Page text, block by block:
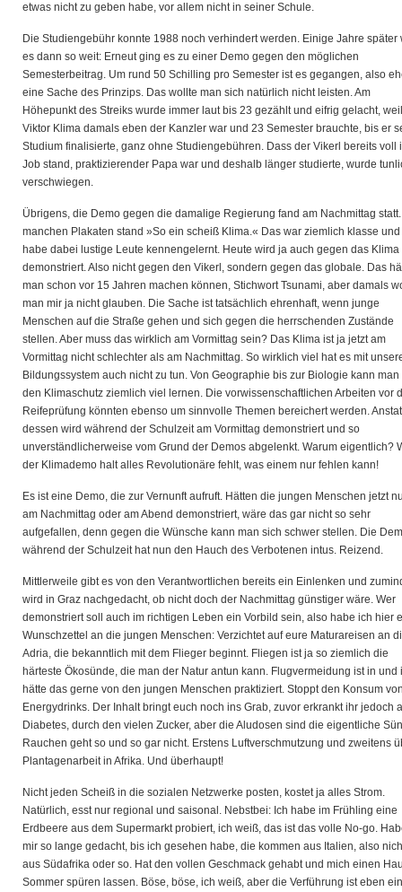
etwas nicht zu geben habe, vor allem nicht in seiner Schule.
Die Studiengebühr konnte 1988 noch verhindert werden. Einige Jahre später
es dann so weit: Erneut ging es zu einer Demo gegen den möglichen
Semesterbeitrag. Um rund 50 Schilling pro Semester ist es gegangen, also
eine Sache des Prinzips. Das wollte man sich natürlich nicht leisten. Am
Höhepunkt des Streiks wurde immer laut bis 23 gezählt und eifrig gelacht,
Viktor Klima damals eben der Kanzler war und 23 Semester brauchte, bis er
Studium finalisierte, ganz ohne Studiengebühren. Dass der Vikerl bereits voll
Job stand, praktizierender Papa war und deshalb länger studierte, wurde
verschwiegen.
Übrigens, die Demo gegen die damalige Regierung fand am Nachmittag statt.
manchen Plakaten stand »So ein scheiß Klima.« Das war ziemlich klasse
habe dabei lustige Leute kennengelernt. Heute wird ja auch gegen das Klima
demonstriert. Also nicht gegen den Vikerl, sondern gegen das globale. Das
man schon vor 15 Jahren machen können, Stichwort Tsunami, aber damals
man mir ja nicht glauben. Die Sache ist tatsächlich ehrenhaft, wenn junge
Menschen auf die Straße gehen und sich gegen die herrschenden Zustände
stellen. Aber muss das wirklich am Vormittag sein? Das Klima ist ja jetzt am
Vormittag nicht schlechter als am Nachmittag. So wirklich viel hat es mit
Bildungssystem auch nicht zu tun. Von Geographie bis zur Biologie kann man
den Klimaschutz ziemlich viel lernen. Die vorwissenschaftlichen Arbeiten vor
Reifeprüfung könnten ebenso um sinnvolle Themen bereichert werden.
dessen wird während der Schulzeit am Vormittag demonstriert und so
unverständlicherweise vom Grund der Demos abgelenkt. Warum eigentlich?
der Klimademo halt alles Revolutionäre fehlt, was einem nur fehlen kann!
Es ist eine Demo, die zur Vernunft aufruft. Hätten die jungen Menschen jetzt
am Nachmittag oder am Abend demonstriert, wäre das gar nicht so sehr
aufgefallen, denn gegen die Wünsche kann man sich schwer stellen. Die
während der Schulzeit hat nun den Hauch des Verbotenen intus. Reizend.
Mittlerweile gibt es von den Verantwortlichen bereits ein Einlenken und
wird in Graz nachgedacht, ob nicht doch der Nachmittag günstiger wäre. Wer
demonstriert soll auch im richtigen Leben ein Vorbild sein, also habe ich hier
Wunschzettel an die jungen Menschen: Verzichtet auf eure Maturareisen an
Adria, die bekanntlich mit dem Flieger beginnt. Fliegen ist ja so ziemlich die
härteste Ökosünde, die man der Natur antun kann. Flugvermeidung ist in und
hätte das gerne von den jungen Menschen praktiziert. Stoppt den Konsum
Energydrinks. Der Inhalt bringt euch noch ins Grab, zuvor erkrankt ihr jedoch
Diabetes, durch den vielen Zucker, aber die Aludosen sind die eigentliche
Rauchen geht so und so gar nicht. Erstens Luftverschmutzung und zweitens
Plantagenarbeit in Afrika. Und überhaupt!
Nicht jeden Scheiß in die sozialen Netzwerke posten, kostet ja alles Strom.
Natürlich, esst nur regional und saisonal. Nebstbei: Ich habe im Frühling eine
Erdbeere aus dem Supermarkt probiert, ich weiß, das ist das volle No-go.
mir so lange gedacht, bis ich gesehen habe, die kommen aus Italien, also
aus Südafrika oder so. Hat den vollen Geschmack gehabt und mich einen
Sommer spüren lassen. Böse, böse, ich weiß, aber die Verführung ist eben ein